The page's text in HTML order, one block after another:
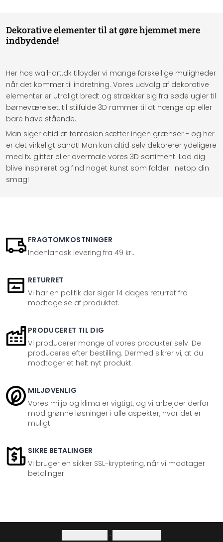
Dekorative elementer til at gøre hjemmet mere
indbydende!
Her hos wall-art.dk tilbyder vi mange forskellige muligheder
når det kommer til indretning. Vores udvalg af dekorative
elementer er utroligt bredt og strækker sig fra søde ugler til
børneværelset, til stilfulde 3D rammer til at hænge op eller
bare have stående.
Man siger altid at fantasien sætter ingen grænser - og her
er det virkeligt sandt! Man kan altid selv dekorerer ydeligere
med fx. glitter eller overmale vores 3D sortiment. Lad dig
blive inspireret og find noget kunst som falder i netop din
smag!
FRAGTOMKOSTNINGER
Indenlandsk levering fra 49 kr..
RETURRET
Vi har en politik der siger 14 dages returret fra
modtagelse af produktet.
PRODUCERET TIL DIG
Vi producerer mange af vores produkter selv. De
produceres efter bestilling. Dermed sikrer vi, at du
modtager et helt nyt produkt.
MILJØVENLIG
Vores miljø og klima er vigtigt, og vi arbejder derfor
mod grønne løsninger i alle aspekter, hvor det er
muligt.
SIKRE BETALINGER
Vi bruger en sikker SSL-kryptering, når vi modtager
betalinger.
·